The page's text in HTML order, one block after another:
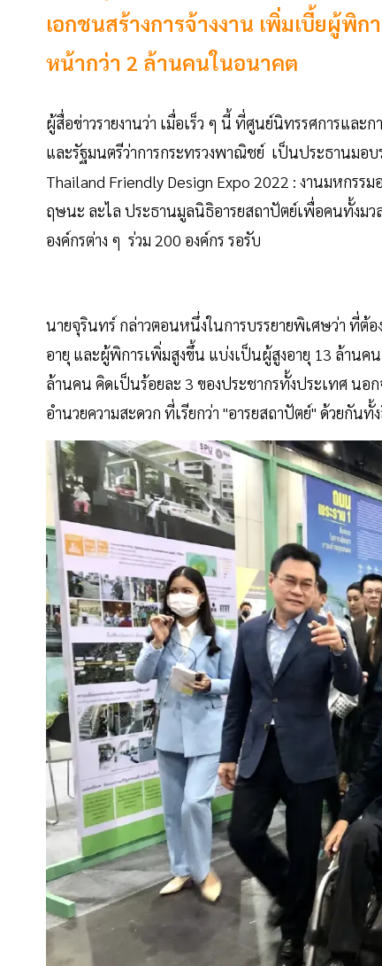
เอกชนสร้างการจ้างงาน เพิ่มเบี้ยผู้พิ
หน้ากว่า 2 ล้านคนในอนาคต
ผู้สื่อข่าวรายงานว่า เมื่อเร็ว ๆ นี้ ที่ศูนย์นิทรรศการแล
และรัฐมนตรีว่าการกระทรวงพาณิชย์ เป็นประธานมอบ
Thailand Friendly Design Expo 2022 : งานมหกร
ฤษนะ ละไล ประธานมูลนิธิอารยสถาปัตย์เพื่อคนทั้ง
องค์กรต่าง ๆ ร่วม 200 องค์กร รอรับ
นายจุรินทร์ กล่าวตอนหนึ่งในการบรรยายพิเศษว่า ที่ต้
อายุ และผู้พิการเพิ่มสูงขึ้น แบ่งเป็นผู้สูงอายุ 13 ล้านค
ล้านคน คิดเป็นร้อยละ 3 ของประชากรทั้งประเทศ น
อำนวยความสะดวก ที่เรียกว่า "อารยสถาปัตย์" ด้วยกันทั้